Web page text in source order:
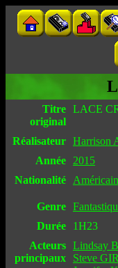
Titre
original
LACE
Réalisateur Harrison
Année
2015
Nationalité
Américain
Genre
Durée
1H23
Acteurs
principaux
Lindsay
Steve